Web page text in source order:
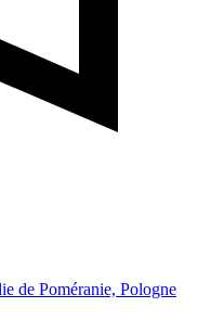
de Poméranie, Pologne